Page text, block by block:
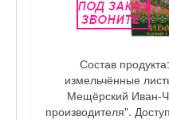
Состав
измельчённые
Мещёрский Иван-
производителя".